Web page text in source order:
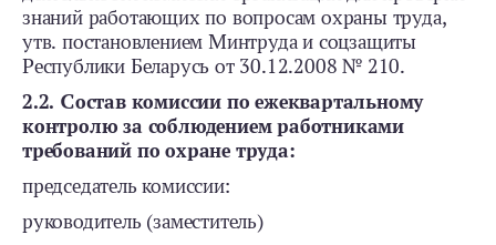
знаний работающих по вопросам охраны труда,
утв. постановлением Минтруда и соцзащиты
Республики Беларусь от 30.12.2008 № 210.
2.2. Состав комиссии по ежеквартальному
контролю за соблюдением работниками
требований по охране труда:
председатель комиссии:
руководитель (заместитель)